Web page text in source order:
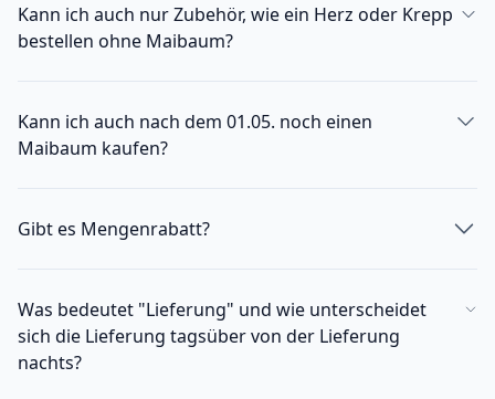
Kann ich auch nur Zubehör, wie ein Herz oder Krepp
bestellen ohne Maibaum?
Kann ich auch nach dem 01.05. noch einen
Maibaum kaufen?
Gibt es Mengenrabatt?
Was bedeutet "Lieferung" und wie unterscheidet
sich die Lieferung tagsüber von der Lieferung
nachts?